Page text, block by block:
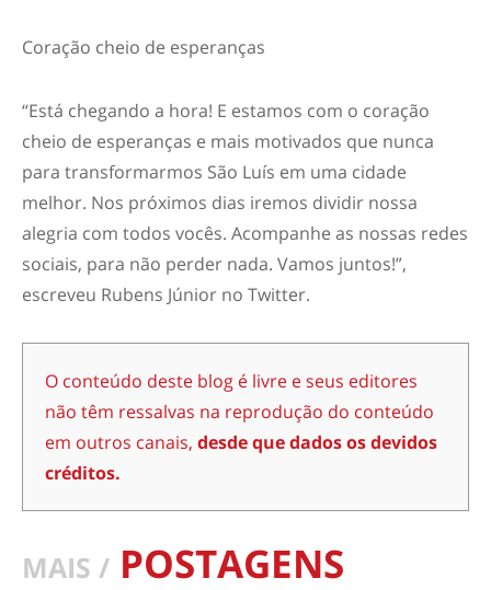
Coração cheio de esperanças
“Está chegando a hora! E estamos com o coração
cheio de esperanças e mais motivados que nunca
para transformarmos São Luís em uma cidade
melhor. Nos próximos dias iremos dividir nossa
alegria com todos vocês. Acompanhe as nossas redes
sociais, para não perder nada. Vamos juntos!”,
escreveu Rubens Júnior no Twitter.
O conteúdo deste blog é livre e seus editores
não têm ressalvas na reprodução do conteúdo
em outros canais, desde que dados os devidos
créditos.
MAIS / POSTAGENS